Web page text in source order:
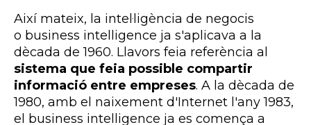
Així mateix, la intel·ligència de negocis
o business intelligence ja s'aplicava a la
dècada de 1960. Llavors feia referència al
sistema que feia possible compartir
informació entre empreses. A la dècada de
1980, amb el naixement d'Internet l'any 1983,
el business intelligence ja es comença a